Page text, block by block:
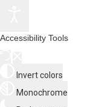
Accessibility Tools
Invert colors
Monochrome